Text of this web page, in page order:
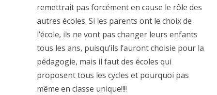
remettrait pas forcément en cause le rôle des
autres écoles. Si les parents ont le choix de
l’école, ils ne vont pas changer leurs enfants
tous les ans, puisqu’ils l’auront choisie pour la
pédagogie, mais il faut des écoles qui
proposent tous les cycles et pourquoi pas
même en classe unique!!!!